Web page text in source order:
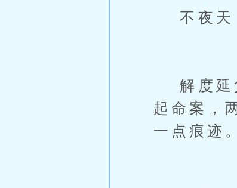
不夜天
解度延
起命案，
一点痕迹